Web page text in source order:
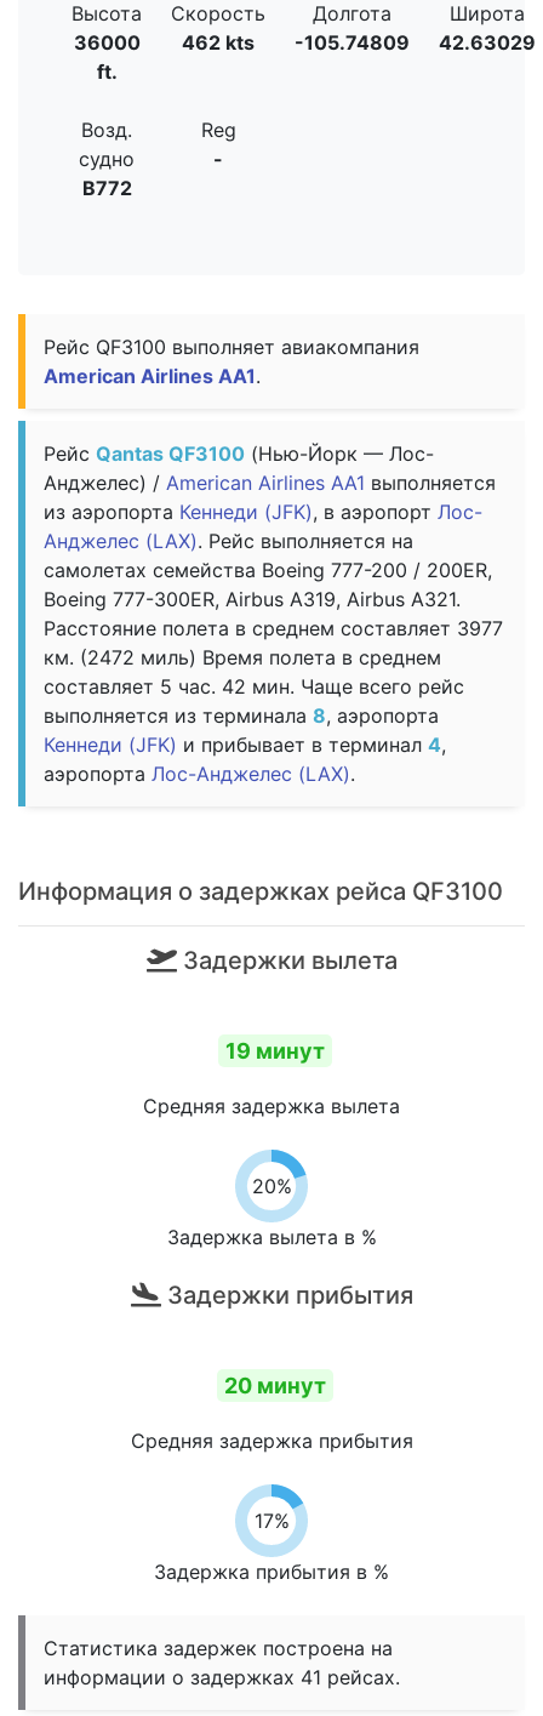
Высота
36000
ft.
Скорость
462 kts
Долгота
-105.74809
Широта
42.63029
Возд.
судно
B772
Reg
-
Рейс QF3100 выполняет авиакомпания
American Airlines AA1.
Рейс Qantas QF3100 (Нью-Йорк — Лос-
Анджелес) / American Airlines AA1 выполняется
из аэропорта Кеннеди (JFK), в аэропорт Лос-
Анджелес (LAX). Рейс выполняется на
самолетах семейства Boeing 777-200 / 200ER,
Boeing 777-300ER, Airbus A319, Airbus A321.
Расстояние полета в среднем составляет 3977
км. (2472 миль) Время полета в среднем
составляет 5 час. 42 мин. Чаще всего рейс
выполняется из терминала 8, аэропорта
Кеннеди (JFK) и прибывает в терминал 4,
аэропорта Лос-Анджелес (LAX).
Информация о задержках рейса QF3100
Задержки вылета
19 минут
Средняя задержка вылета
20%
Задержка вылета в %
Задержки прибытия
20 минут
Средняя задержка прибытия
17%
Задержка прибытия в %
Статистика задержек построена на
информации о задержках 41 рейсах.